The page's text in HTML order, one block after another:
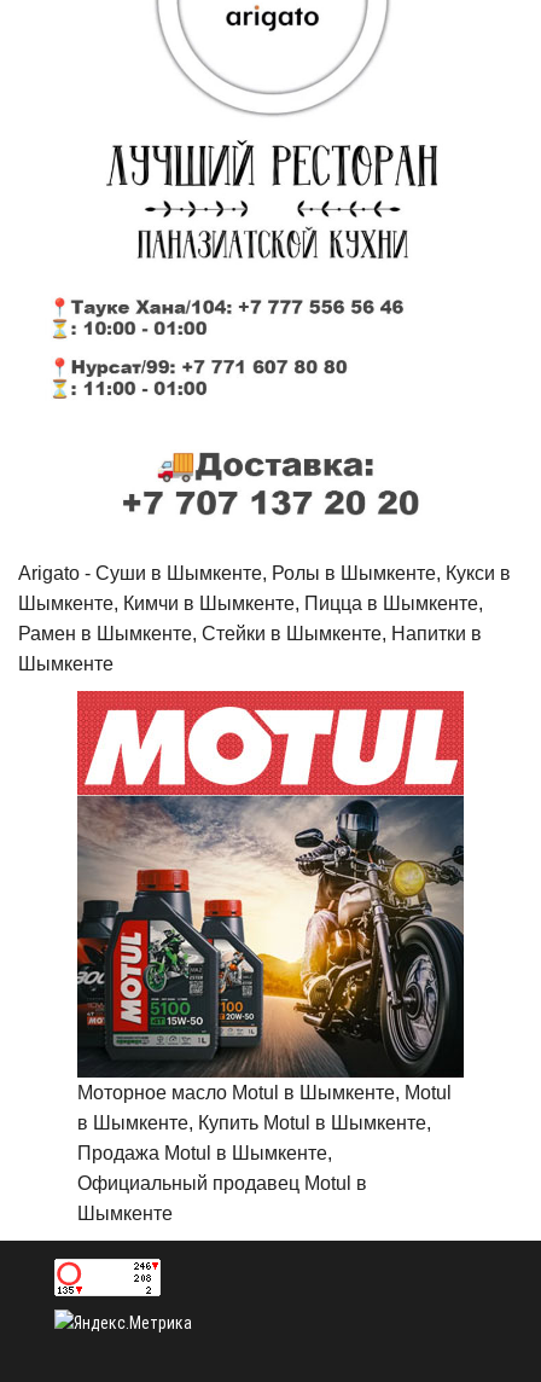
Arigato - Cуши в Шымкенте, Ролы в Шымкенте, Кукси в
Шымкенте, Кимчи в Шымкенте, Пицца в Шымкенте,
Рамен в Шымкенте, Стейки в Шымкенте, Напитки в
Шымкенте
Моторное масло Motul в Шымкенте, Motul
в Шымкенте, Купить Motul в Шымкенте,
Продажа Motul в Шымкенте,
Официальный продавец Motul в
Шымкенте